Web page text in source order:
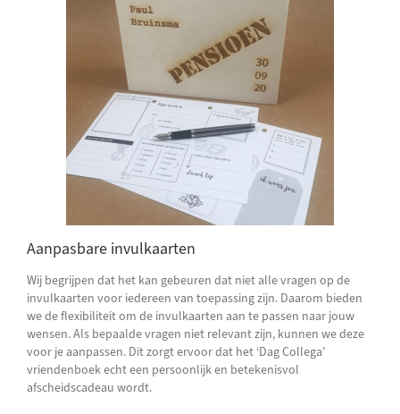
Aanpasbare invulkaarten
Wij begrijpen dat het kan gebeuren dat niet alle vragen op de
invulkaarten voor iedereen van toepassing zijn. Daarom bieden
we de flexibiliteit om de invulkaarten aan te passen naar jouw
wensen. Als bepaalde vragen niet relevant zijn, kunnen we deze
voor je aanpassen. Dit zorgt ervoor dat het ‘Dag Collega’
vriendenboek echt een persoonlijk en betekenisvol
afscheidscadeau wordt.